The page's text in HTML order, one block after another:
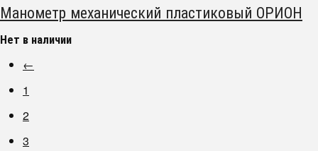
Манометр механический пластиковый ОРИОН
Нет в наличии
←
1
2
3